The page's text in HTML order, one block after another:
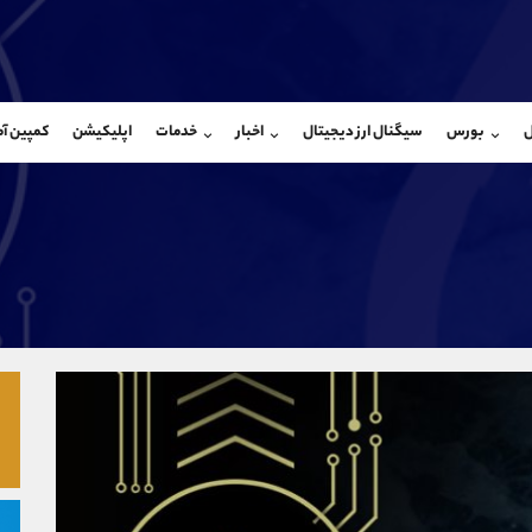
بورس سیگنال ارز دیجیتال اخبار خدمات اپلیکیشن کمپین